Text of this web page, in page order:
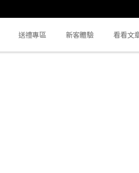
送禮專區 新客體驗 看看文